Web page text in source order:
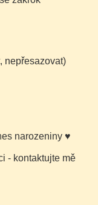
nepřesazovat)
narozeniny♥
- kontaktujte mě